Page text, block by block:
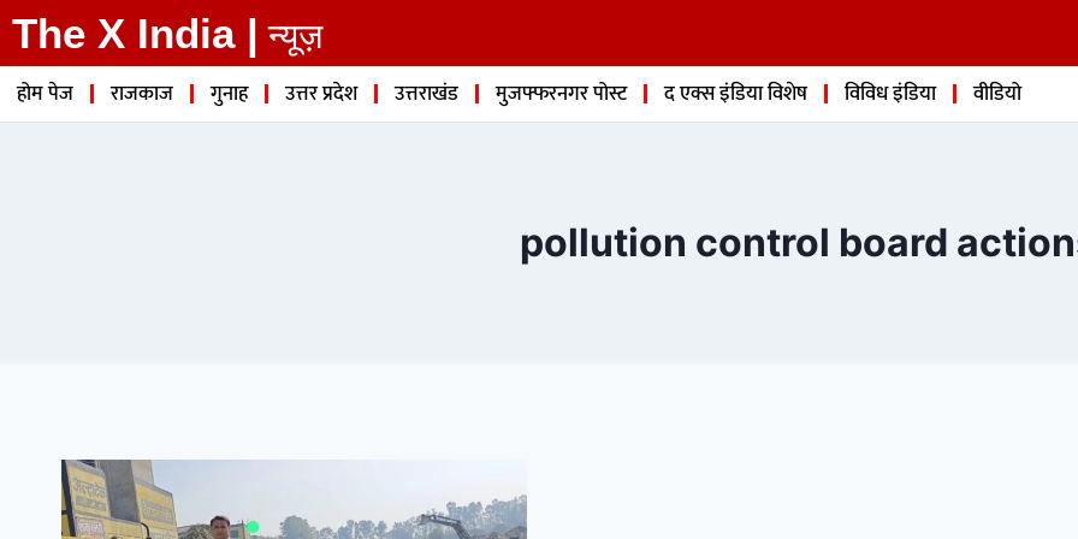
The X India | न्यूज़
होम पेज राजकाज गुनाह उत्तर प्रदेश उत्तराखंड मुजफ्फरनगर पोस्ट द एक्स इंडिया विशेष विविध इंडिया वीडियो
pollution control board